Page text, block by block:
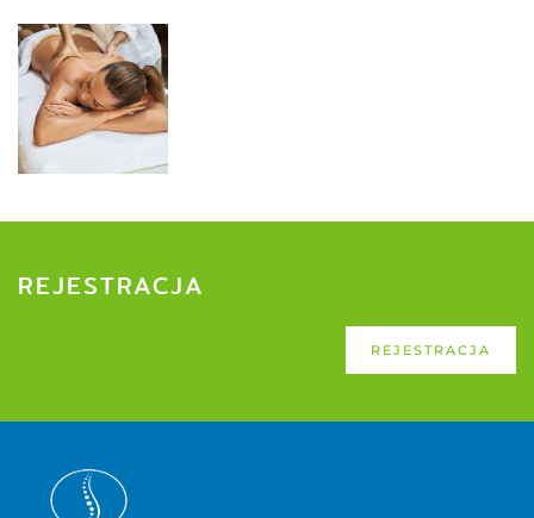
REJESTRACJA
REJESTRACJA